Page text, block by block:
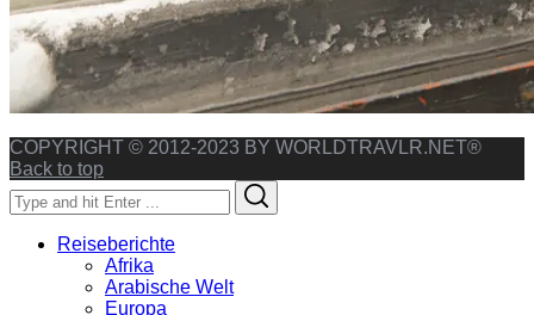
COPYRIGHT © 2012-2023 BY WORLDTRAVLR.NET®
Back to top
Search
for:
Reiseberichte
Afrika
Arabische Welt
Europa